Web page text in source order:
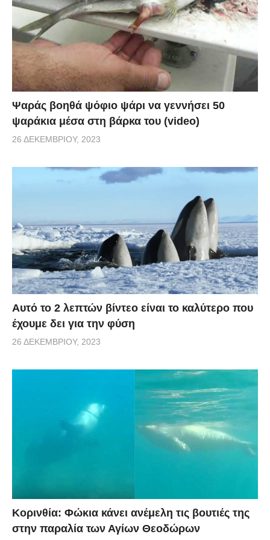
Ψαράς βοηθά ψόφιο ψάρι να γεννήσει 50
ψαράκια μέσα στη βάρκα του (video)
26 ΔΕΚΕΜΒΡΊΟΥ, 2023
Αυτό το 2 λεπτών βίντεο είναι το καλύτερο που
έχουμε δει για την φύση
26 ΔΕΚΕΜΒΡΊΟΥ, 2023
Κορινθία: Φώκια κάνει ανέμελη τις βουτιές της
στην παραλία των Αγίων Θεοδώρων